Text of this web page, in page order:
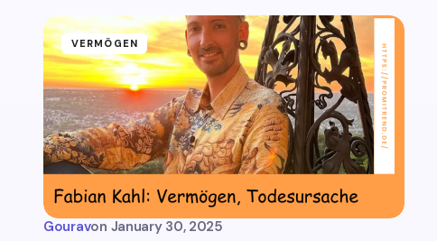
VERMÖGEN
Gouravon January 30, 2025